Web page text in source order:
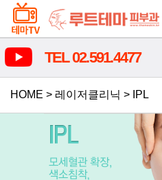
TEL 02.591.4477
HOME > 레이저클리닉 > IPL